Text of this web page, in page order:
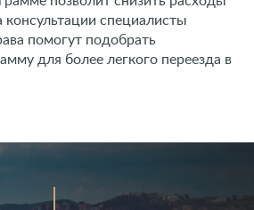
специалисты
помогут подобрать
для более легкого переезда в